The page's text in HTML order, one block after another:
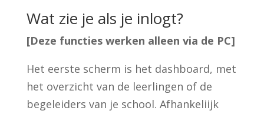
Wat zie je als je inlogt?
[Deze functies werken alleen via de PC]
Het eerste scherm is het dashboard, met
het overzicht van de leerlingen of de
begeleiders van je school. Afhankeliijk